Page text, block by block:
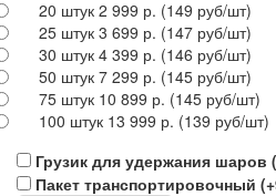
20 штук 2 999 р. (149 руб/шт)
25 штук 3 699 р. (147 руб/шт)
30 штук 4 399 р. (146 руб/шт)
50 штук 7 299 р. (145 руб/шт)
75 штук 10 899 р. (145 руб/шт)
100 штук 13 999 р. (139 руб/шт)
Грузик для удержания шаров
Пакет транспортировочный